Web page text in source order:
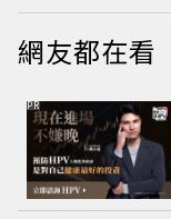
網友都在看
PR